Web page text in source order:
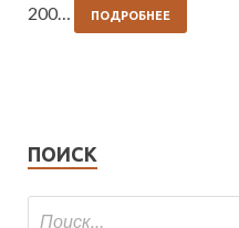
200…
ПОДРОБНЕЕ
ПОИСК